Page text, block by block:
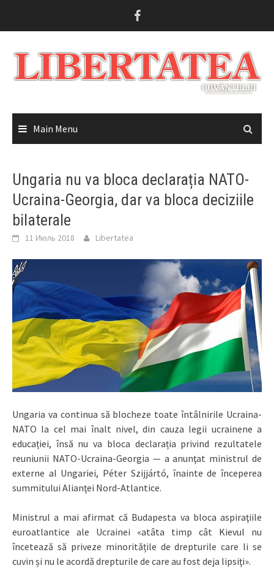
Main Menu
Ungaria nu va bloca declarația NATO-
Ucraina-Georgia, dar va bloca deciziile
bilaterale
11 Июль 2018 Libertatea
Ungaria va continua să blocheze toate întâlnirile Ucraina-
NATO la cel mai înalt nivel, din cauza legii ucrainene a
educației, însă nu va bloca declarația privind rezultatele
reuniunii NATO-Ucraina-Georgia — a anunţat ministrul de
externe al Ungariei, Péter Szijjártó, înainte de începerea
summitului Alianţei Nord-Atlantice.
Ministrul a mai afirmat că Budapesta va bloca aspiraţiile
euroatlantice ale Ucrainei «atâta timp cât Kievul nu
încetează să priveze minoritățile de drepturile care li se
cuvin și nu le acordă drepturile de care au fost deja lipsiţi».